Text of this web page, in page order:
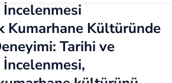
Kumarhane Kültüründe
Tarihi ve